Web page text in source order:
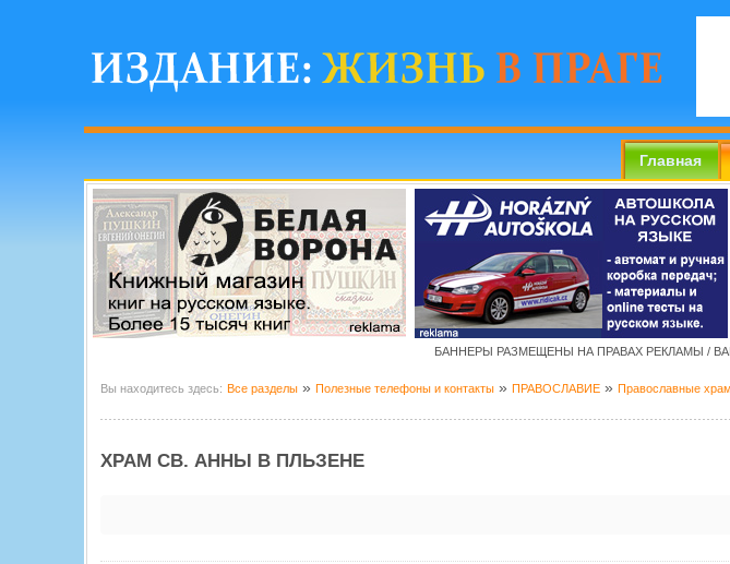
Главная
БАННЕРЫ РАЗМЕЩЕНЫ НА ПРАВАХ РЕКЛАМЫ /
Вы находитесь здесь: Все разделы » Полезные телефоны и контакты » ПРАВОСЛАВИЕ » Православные
ХРАМ СВ. АННЫ В ПЛЬЗЕНЕ